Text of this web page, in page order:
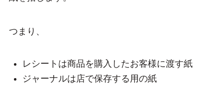
つまり、
レシートは商品を購入したお客様に渡す紙
ジャーナルは店で保存する用の紙